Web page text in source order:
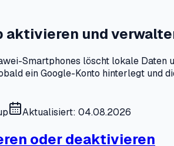
aktivieren und
Smartphones löscht lokale
ein Google-Konto hinterlegt und
Aktualisiert: 04.08.2026
oder deaktivieren